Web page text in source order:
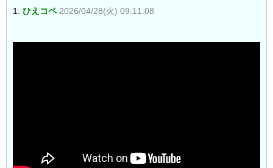
1: ひえコペ 2026/04/28(火) 09:11:08